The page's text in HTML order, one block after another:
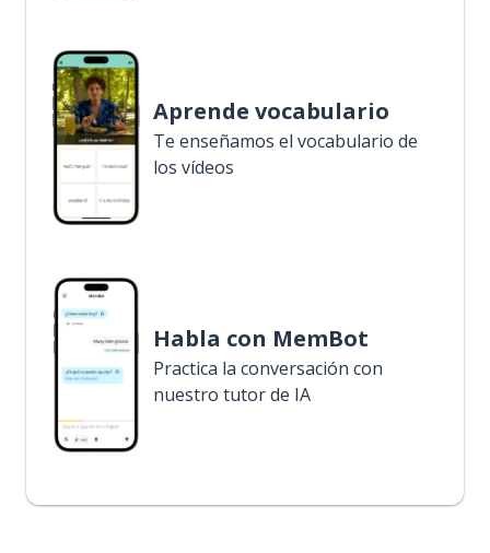
Aprende vocabulario
Te enseñamos el vocabulario de
los vídeos
Habla con MemBot
Practica la conversación con
nuestro tutor de IA